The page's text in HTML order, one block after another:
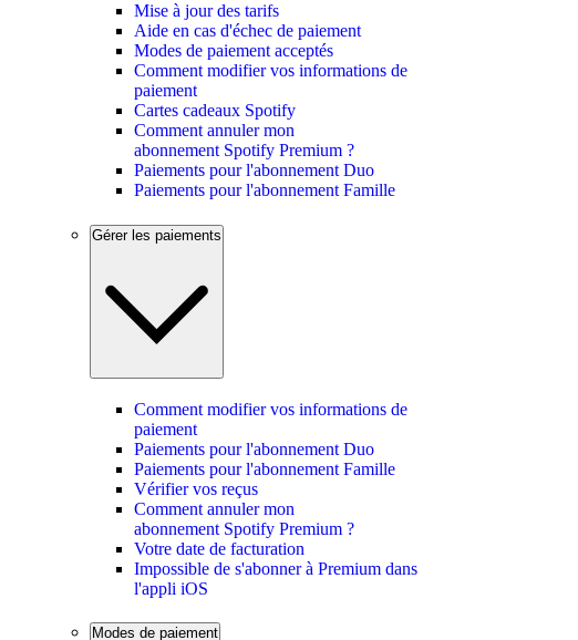
Mise à jour des tarifs
Aide en cas d'échec de paiement
Modes de paiement acceptés
Comment modifier vos informations de
paiement
Cartes cadeaux Spotify
Comment annuler mon
abonnement Spotify Premium ?
Paiements pour l'abonnement Duo
Paiements pour l'abonnement Famille
Gérer les paiements
Comment modifier vos informations de
paiement
Paiements pour l'abonnement Duo
Paiements pour l'abonnement Famille
Vérifier vos reçus
Comment annuler mon
abonnement Spotify Premium ?
Votre date de facturation
Impossible de s'abonner à Premium dans
l'appli iOS
Modes de paiement